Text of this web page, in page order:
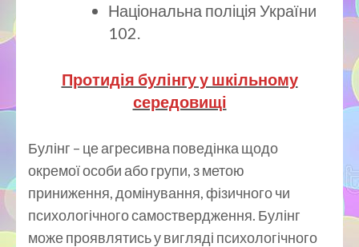
Національна поліція України
102.
Протидія булінгу у шкільному
середовищі
Булінг – це агресивна поведінка щодо
окремої особи або групи, з метою
приниження, домінування, фізичного чи
психологічного самоствердження. Булінг
може проявлятись у вигляді психологічного